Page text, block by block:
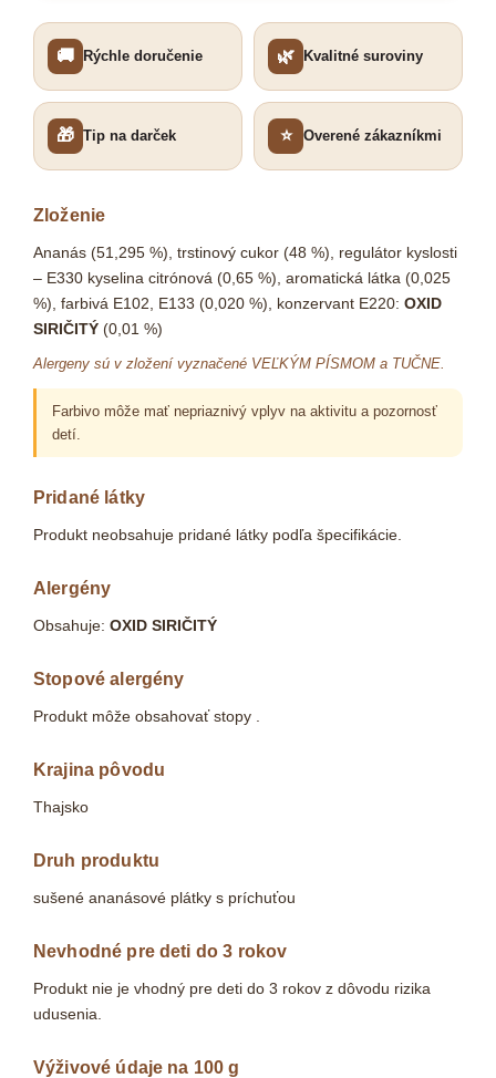
🚚 Rýchle doručenie 🌿 Kvalitné suroviny
🎁 Tip na darček ⭐ Overené zákazníkmi
Zloženie
Ananás (51,295 %), trstinový cukor (48 %), regulátor kyslosti
– E330 kyselina citrónová (0,65 %), aromatická látka (0,025
%), farbivá E102, E133 (0,020 %), konzervant E220: OXID
SIRIČITÝ (0,01 %)
Alergeny sú v zložení vyznačené VEĽKÝM PÍSMOM a TUČNE.
Farbivo môže mať nepriaznivý vplyv na aktivitu a pozornosť
detí.
Pridané látky
Produkt neobsahuje pridané látky podľa špecifikácie.
Alergény
Obsahuje: OXID SIRIČITÝ
Stopové alergény
Produkt môže obsahovať stopy .
Krajina pôvodu
Thajsko
Druh produktu
sušené ananásové plátky s príchuťou
Nevhodné pre deti do 3 rokov
Produkt nie je vhodný pre deti do 3 rokov z dôvodu rizika
udusenia.
Výživové údaje na 100 g